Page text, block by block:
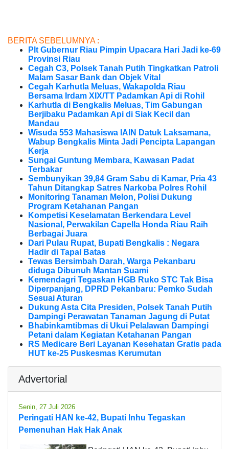
BERITA SEBELUMNYA :
Plt Gubernur Riau Pimpin Upacara Hari Jadi ke-69
Provinsi Riau
Cegah C3, Polsek Tanah Putih Tingkatkan Patroli
Malam Sasar Bank dan Objek Vital
Cegah Karhutla Meluas, Wakapolda Riau
Bersama Irdam XIX/TT Padamkan Api di Rohil
Karhutla di Bengkalis Meluas, Tim Gabungan
Berjibaku Padamkan Api di Siak Kecil dan
Mandau
Wisuda 553 Mahasiswa IAIN Datuk Laksamana,
Wabup Bengkalis Minta Jadi Pencipta Lapangan
Kerja
Sungai Guntung Membara, Kawasan Padat
Terbakar
Sembunyikan 39,84 Gram Sabu di Kamar, Pria 43
Tahun Ditangkap Satres Narkoba Polres Rohil
Monitoring Tanaman Melon, Polisi Dukung
Program Ketahanan Pangan
Kompetisi Keselamatan Berkendara Level
Nasional, Perwakilan Capella Honda Riau Raih
Berbagai Juara
Dari Pulau Rupat, Bupati Bengkalis : Negara
Hadir di Tapal Batas
Tewas Bersimbah Darah, Warga Pekanbaru
diduga Dibunuh Mantan Suami
Kemendagri Tegaskan HGB Ruko STC Tak Bisa
Diperpanjang, DPRD Pekanbaru: Pemko Sudah
Sesuai Aturan
Dukung Asta Cita Presiden, Polsek Tanah Putih
Dampingi Perawatan Tanaman Jagung di Putat
Bhabinkamtibmas di Ukui Pelalawan Dampingi
Petani dalam Kegiatan Ketahanan Pangan
RS Medicare Beri Layanan Kesehatan Gratis pada
HUT ke-25 Puskesmas Kerumutan
Advertorial
Senin, 27 Juli 2026
Peringati HAN ke-42, Bupati Inhu Tegaskan
Pemenuhan Hak Hak Anak